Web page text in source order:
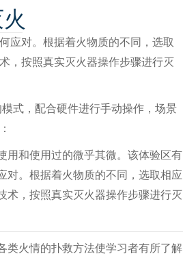
应对。根据着火物质的不同，选取
，按照真实灭火器操作步骤进行灭
式，配合硬件进行手动操作，场景
用和使用过的微乎其微。该体验区有
对。根据着火物质的不同，选取相应
术，按照真实灭火器操作步骤进行灭
类火情的扑救方法使学习者有所了解